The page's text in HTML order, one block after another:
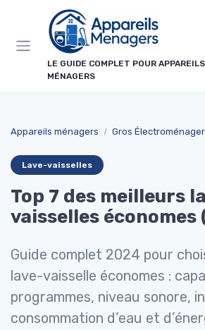
LE GUIDE COMPLET POUR APPAREILS
MÉNAGERS
Appareils ménagers Gros Électroménager
Lave-vaisselles
Top 7 des meilleurs
vaisselles économes
Guide complet 2024 pour
lave-vaisselle économes :
programmes, niveau sonore,
consommation d’eau et
Panneau de gestion des cookies